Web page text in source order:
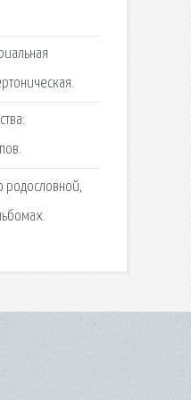
родословной,